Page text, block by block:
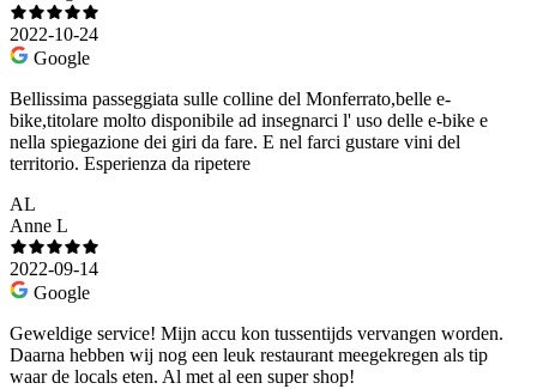
2022-10-24
Google
Bellissima passeggiata sulle colline del Monferrato,belle e-
bike,titolare molto disponibile ad insegnarci l' uso delle e-bike e
nella spiegazione dei giri da fare. E nel farci gustare vini del
territorio. Esperienza da ripetere
AL
Anne L
2022-09-14
Google
Geweldige service! Mijn accu kon tussentijds vervangen worden.
Daarna hebben wij nog een leuk restaurant meegekregen als tip
waar de locals eten. Al met al een super shop!